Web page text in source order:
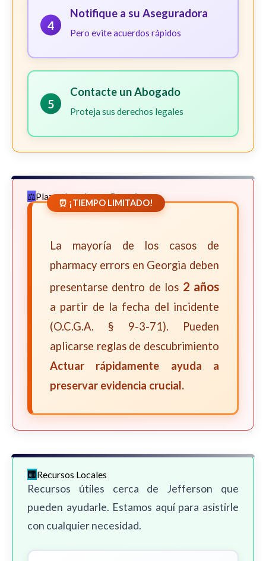
4
Notifique a su Aseguradora
Pero evite acuerdos rápidos
5
Contacte un Abogado
Proteja sus derechos legales
Plazos Legales en Georgia
⏰ ¡TIEMPO LIMITADO!
La mayoría de los casos de
pharmacy errors en Georgia deben
presentarse dentro de los 2 años
a partir de la fecha del incidente
(O.C.G.A. § 9-3-71). Pueden
aplicarse reglas de descubrimiento
Actuar rápidamente ayuda a
preservar evidencia crucial.
Recursos Locales
Recursos útiles cerca de Jefferson que
pueden ayudarle. Estamos aquí para asistirle
con cualquier necesidad.